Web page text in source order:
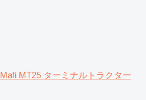
Mafi MT25 ターミナルトラクター